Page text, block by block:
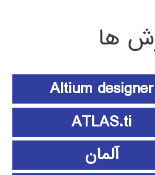
ها
Altium designer
ATLAS.ti
آلمان